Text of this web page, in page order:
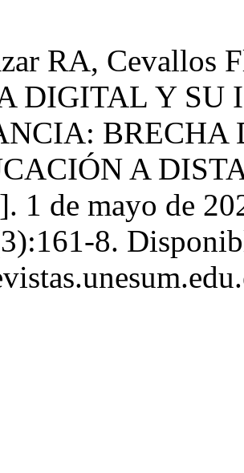
RA, Cevallos
DIGITAL Y SU
BRECHA
A
1 de mayo de
8.